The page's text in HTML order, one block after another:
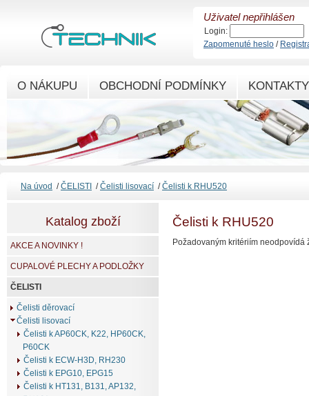
Čelisti k RHU520
Požadovaným kritériím
Katalog zboží
AKCE A NOVINKY !
CUPALOVÉ PLECHY A PODLOŽKY
ČELISTI
Čelisti děrovací
Čelisti lisovací
Čelisti k AP60CK, K22, HP60CK,
P60CK
Čelisti k ECW-H3D, RH230
Čelisti k EPG10, EPG15
Čelisti k HT131, B131, AP132,
Na úvod /ČELISTI /Čelisti lisovací /Čelisti k RHU520
O NÁKUPU OBCHODNÍ PODMÍNKY KONTAKTY
Uživatel nepřihlášen
Login:
Zapomenuté heslo /